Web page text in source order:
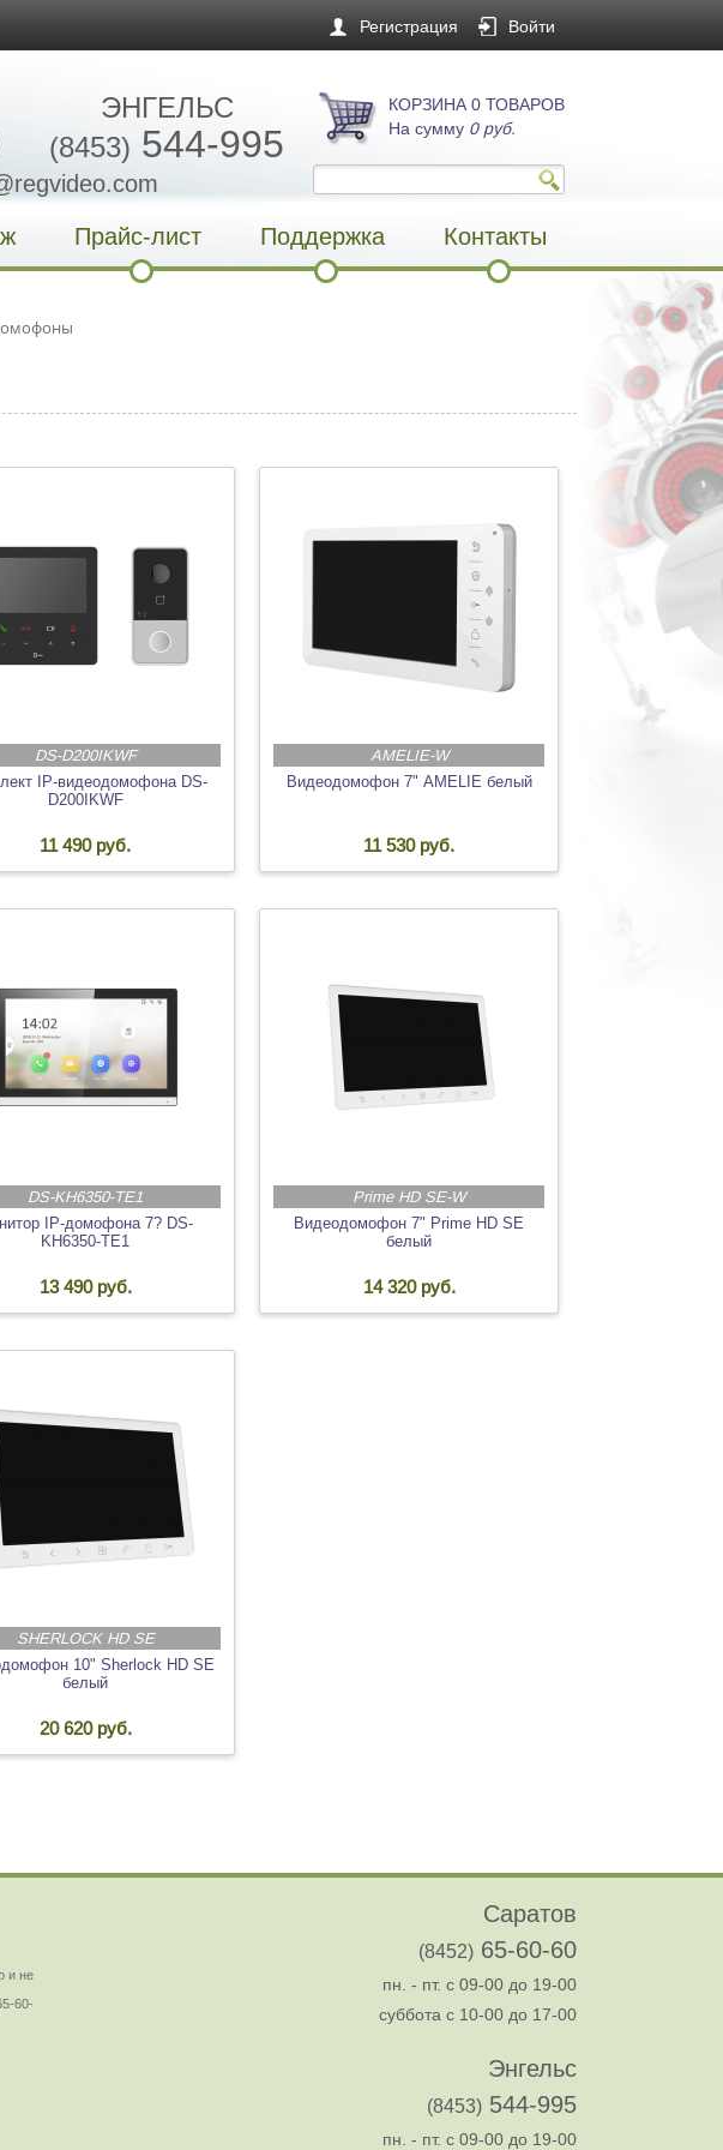
Регистрация Войти
ЭНГЕЛЬС
(8453) 544-995
КОРЗИНА 0 ТОВАРОВ
На сумму 0 руб.
Прайс-лист Поддержка Контакты
DS-D200IKWF
IP-видеодомофона DS-
D200IKWF
11 490 руб.
AMELIE-W
Видеодомофон 7" AMELIE белый
11 530 руб.
DS-KH6350-TE1
IP-домофона 7? DS-
KH6350-TE1
13 490 руб.
Prime HD SE-W
Видеодомофон 7" Prime HD SE
белый
14 320 руб.
SHERLOCK HD SE
10" Sherlock HD SE
белый
20 620 руб.
и не
60-
Саратов
(8452) 65-60-60
пн. - пт. с 09-00 до 19-00
суббота с 10-00 до 17-00
Энгельс
(8453) 544-995
пн. - пт. с 09-00 до 19-00